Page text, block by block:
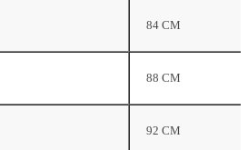
84 CM
88 CM
92 CM